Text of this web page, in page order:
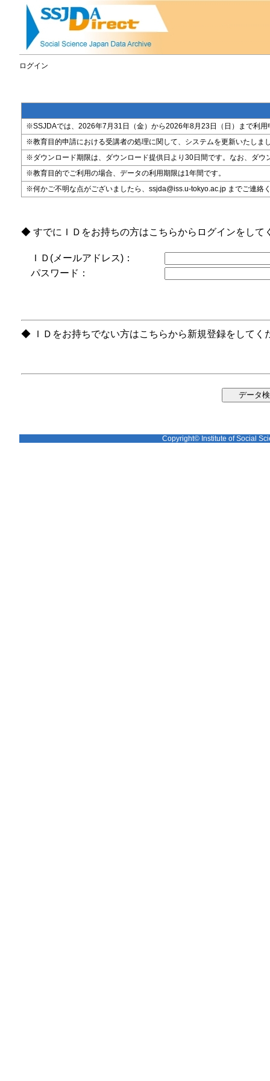
ログイン
※SSJDAでは、2026年7月31日（金）から2026年8月23日（日）まで利
※教育目的申請における受講者の処理に関して、システムを更新いたしま
※ダウンロード期限は、ダウンロード提供日より30日間です。なお、ダ
※教育目的でご利用の場合、データの利用期限は1年間です。
※何かご不明な点がございましたら、ssjda@iss.u-tokyo.ac.jp までご連絡
◆ すでにＩＤをお持ちの方はこちらからログインをして
ＩＤ(メールアドレス)：
パスワード：
◆ ＩＤをお持ちでない方はこちらから新規登録をしてく
Copyright© Institute of Social